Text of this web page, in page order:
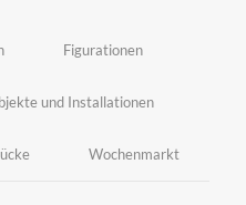
Figurationen
und Installationen
Wochenmarkt